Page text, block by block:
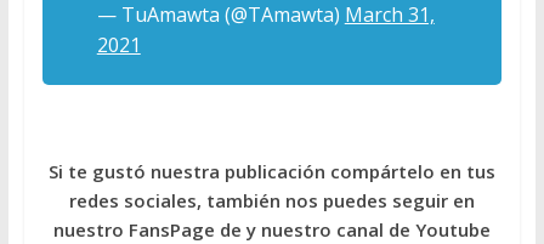
— TuAmawta (@TAmawta) March 31,
2021
Si te gustó nuestra publicación compártelo en tus
redes sociales, también nos puedes seguir en
nuestro FansPage de y nuestro canal de Youtube